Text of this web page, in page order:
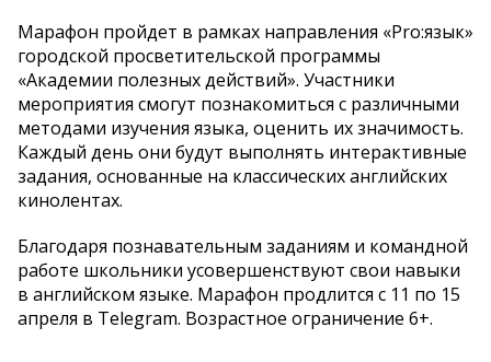
Марафон пройдет в рамках направления «Pro:язык»
городской просветительской программы
«Академии полезных действий». Участники
мероприятия смогут познакомиться с различными
методами изучения языка, оценить их значимость.
Каждый день они будут выполнять интерактивные
задания, основанные на классических английских
кинолентах.
Благодаря познавательным заданиям и командной
работе школьники усовершенствуют свои навыки
в английском языке. Марафон продлится с 11 по 15
апреля в Telegram. Возрастное ограничение 6+.